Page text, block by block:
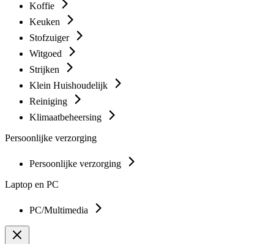
Koffie
Keuken
Stofzuiger
Witgoed
Strijken
Klein Huishoudelijk
Reiniging
Klimaatbeheersing
Persoonlijke verzorging
Persoonlijke verzorging
Laptop en PC
PC/Multimedia